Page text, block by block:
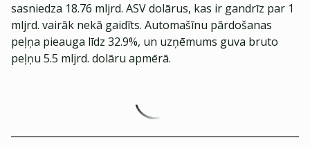
sasniedza 18.76 mljrd. ASV dolārus, kas ir gandrīz par 1
mljrd. vairāk nekā gaidīts. Automašīnu pārdošanas
peļņa pieauga līdz 32.9%, un uzņēmums guva bruto
peļņu 5.5 mljrd. dolāru apmērā.